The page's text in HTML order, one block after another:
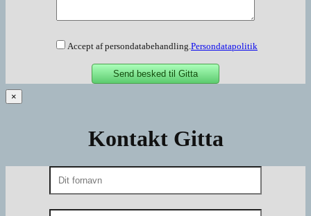
Accept af persondatabehandling.Persondatapolitik
×
Kontakt Gitta